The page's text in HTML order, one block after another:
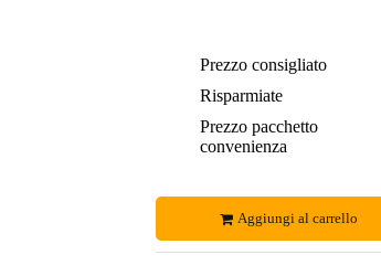
Prezzo consigliato
Risparmiate
Prezzo pacchetto
convenienza
Aggiungi al carrello